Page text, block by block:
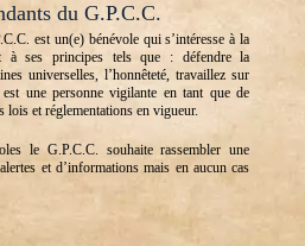
du G.P.C.C.
est un(e) bénévole qui s’intéresse à la
à ses principes tels que : défendre la
universelles, l’honnêteté, travaillez sur
une personne vigilante en tant que de
lois et réglementations en vigueur.
le G.P.C.C. souhaite rassembler une
et d’informations mais en aucun cas